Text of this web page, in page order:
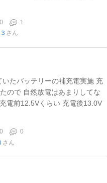
0
1
さん
たバッテリーの補充電実施 充
ので 自然放電はあまりしてな
電前12.5Vくらい 充電後13.0V
0
0
さん